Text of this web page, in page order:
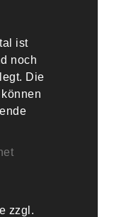
ist
noch
Die
zzgl.